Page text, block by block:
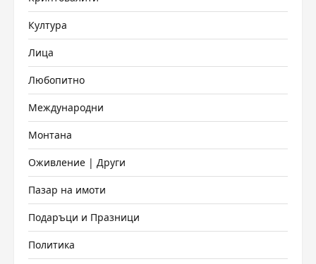
Култура
Лица
Любопитно
Международни
Монтана
Оживление | Други
Пазар на имоти
Подаръци и Празници
Политика